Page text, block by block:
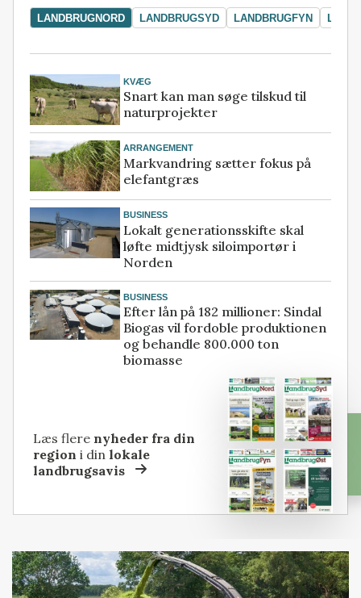
LANDBRUGNORD LANDBRUGSYD LANDBRUGFYN
KVÆG
Snart kan man søge tilskud til
naturprojekter
ARRANGEMENT
Markvandring sætter fokus på
elefantgræs
BUSINESS
Lokalt generationsskifte skal
løfte midtjysk siloimportør i
Norden
BUSINESS
Efter lån på 182 millioner: Sindal
Biogas vil fordoble produktionen
og behandle 800.000 ton
biomasse
Læs flere nyheder fra din
region i dinlokale
landbrugsavis